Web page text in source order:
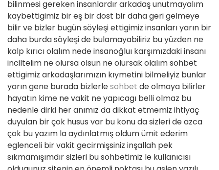
bilinmesi gereken insanlardır arkadaş unutmayalım
kaybettigimiz bir eş bir dost bir daha geri gelmeye
bilir ve bizler bugün söyleşi ettigimiz insanları yarın bir
daha burda söyleşi de bulamayabiliriz bu yüzden ne
kalp kırıcı olalım nede insanoğluı karşımızdaki insanı
inciltelim ne olursa olsun ne olursak olalım sohbet
ettigimiz arkadaşlarımızın kıymetini bilmeliyiz bunlar
yarın gene burada bizlerlesohbet de olmaya bilirler
hayatın kime ne vakit ne yapıcagı belli olmaz bu
nedenle dirki her anımız da dikkat etmemiz ihtiyaç
duyulan bir çok husus var bu konu da sizleri de azca
çok bu yazım la aydınlatmış oldum ümit ederim
eglenceli bir vakit gecirmişsiniz inşallah pek
sıkmamışımdır sizleri bu sohbetimiz le kullanıcısı